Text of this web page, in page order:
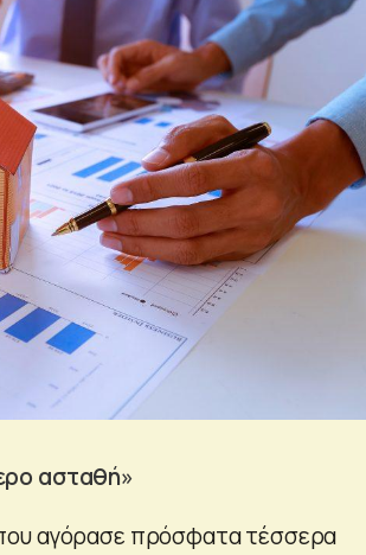
ασταθή»
αγόρασε πρόσφατα τέσσερα